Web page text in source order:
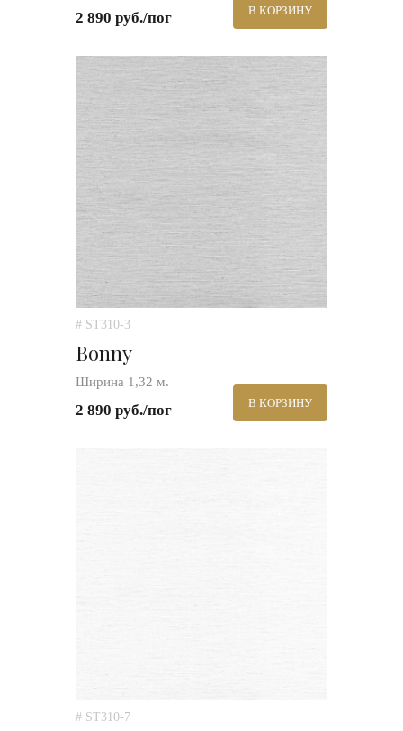
2 890 руб./пог В КОРЗИНУ
# ST310-3
Bonny
Ширина 1,32 м.
2 890 руб./пог В КОРЗИНУ
# ST310-7